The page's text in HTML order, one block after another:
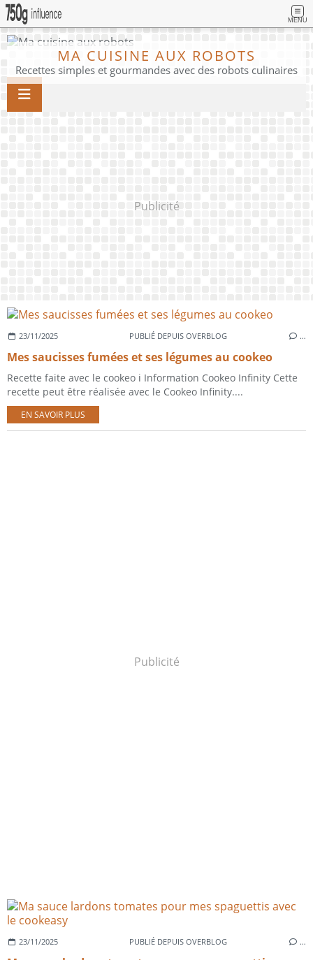
MENU
MA CUISINE AUX ROBOTS
Recettes simples et gourmandes avec des robots culinaires
Publicité
23/11/2025 PUBLIÉ DEPUIS OVERBLOG …
Mes saucisses fumées et ses légumes au cookeo
Recette faite avec le cookeo ℹ️ Information Cookeo Infinity Cette
recette peut être réalisée avec le Cookeo Infinity....
EN SAVOIR PLUS
Publicité
23/11/2025 PUBLIÉ DEPUIS OVERBLOG …